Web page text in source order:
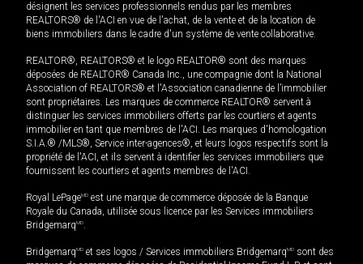
désignent les services professionnels rendus par les membres
REALTORS® de l'ACI en vue de l'achat, de la vente et de la location de
biens immobiliers dans le cadre d'un système de vente collaborative.
REALTOR®, REALTORS® et le logo REALTOR® sont des marques
déposées de REALTOR® Canada Inc., une compagnie dont la National
Association of REALTORS® et l'Association canadienne de l’immobilier
sont propriétaires. Les marques de commerce REALTOR® servent à
distinguer les services immobiliers offerts par les courtiers et agents
immobilier en tant que membres de l'ACI. Les marques d'homologation
S.I.A.® /MLS®, Service inter-agences®, et leurs logos respectifs sont la
propriété de l'ACI, et ils servent à identifier les services immobiliers que
fournissent les courtiers et agents membres de l'ACI.
Royal LePageMD est une marque de commerce déposée de la Banque
Royale du Canada, utilisée sous licence par les Services immobiliers
BridgemarqMD.
BridgemarqMD et ses logos / Services immobiliers BridgemarqMD sont des